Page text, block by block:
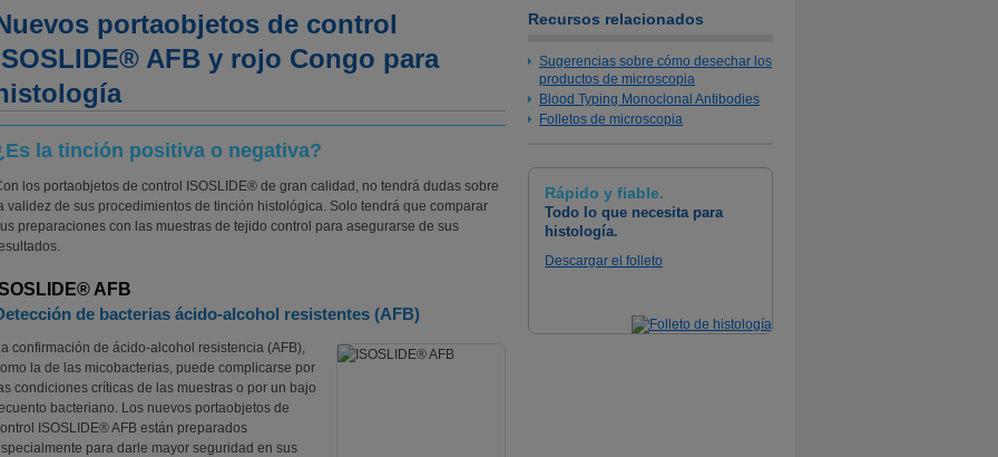
portaobjetos de control
AFB y rojo Congo para
la tinción positiva o negativa?
los portaobjetos de control ISOSLIDE® de gran calidad, no tendrá dudas sobre
validez de sus procedimientos de tinción histológica. Solo tendrá que comparar
preparaciones con las muestras de tejido control para asegurarse de sus
AFB
de bacterias ácido-alcohol resistentes (AFB)
confirmación de ácido-alcohol resistencia (AFB),
la de las micobacterias, puede complicarse por
condiciones críticas de las muestras o por un bajo
bacteriano. Los nuevos portaobjetos de
ISOSLIDE® AFB están preparados
para darle mayor seguridad en sus
Recursos relacionados
Sugerencias sobre cómo desechar los
productos de microscopia
Blood Typing Monoclonal Antibodies
Folletos de microscopia
Rápido y fiable.
Todo lo que necesita para
histología.
Descargar el folleto